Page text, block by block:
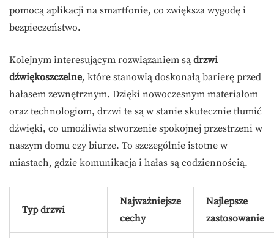
pomocą aplikacji na smartfonie, co zwiększa wygodę i
bezpieczeństwo.
Kolejnym interesującym rozwiązaniem są drzwi
dźwiękoszczelne, które stanowią doskonałą barierę przed
hałasem zewnętrznym. Dzięki nowoczesnym materiałom
oraz technologiom, drzwi te są w stanie skutecznie tłumić
dźwięki, co umożliwia stworzenie spokojnej przestrzeni w
naszym domu czy biurze. To szczególnie istotne w
miastach, gdzie komunikacja i hałas są codziennością.
Typ drzwi
Najważniejsze
cechy
Najlepsze
zastosowanie